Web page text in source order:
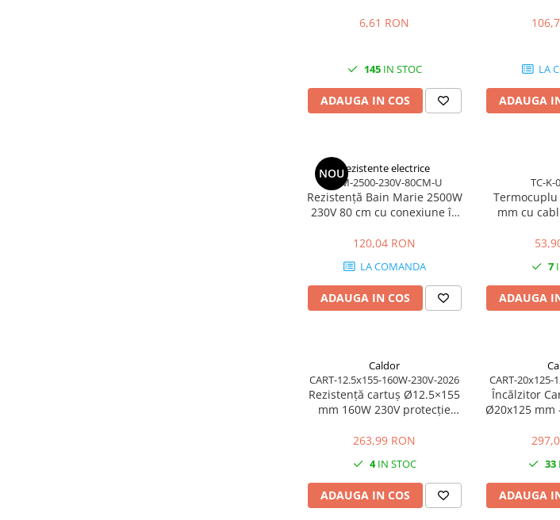
insulator for industrial use.
6,61 RON
145IN STOC
ADAUGA IN COS
LA
ADAUGA
NOURezistente electrice
RBM-2500-230V-80CM-U
Rezistență Bain Marie 2500W
230V 80 cm cu conexiune în
120,04 RON
LA COMANDA
ADAUGA IN COS
TC-K-
Termocuplu
mm cu
7
ADAUGA
Caldor
CART-12.5x155-160W-230V-2026
Rezistență cartuș Ø12.5×155
mm 160W 230V protecție
263,99 RON
4IN STOC
ADAUGA IN COS
CART-20x125-
Încălzitor
Ø20x125 mm
33
ADAUGA